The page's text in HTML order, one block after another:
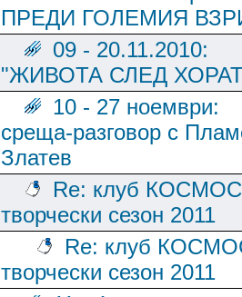
ПРЕДИ ГОЛЕМИЯ
09 - 20.11.2010:
"ЖИВОТА СЛЕД
10 - 27 ноември:
среща-разговор с
Златев
Re: клуб
творчески сезон 2011
Re: клуб
творчески сезон 2011